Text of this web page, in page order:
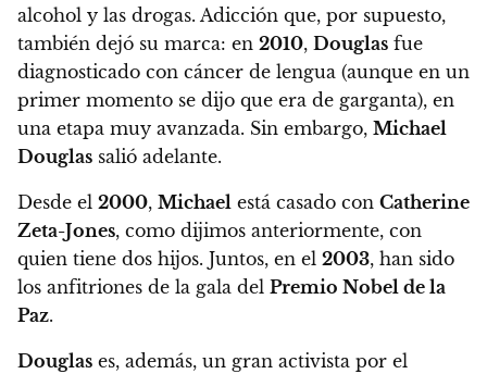
alcohol y las drogas. Adicción que, por supuesto,
también dejó su marca: en 2010, Douglas fue
diagnosticado con cáncer de lengua (aunque en un
primer momento se dijo que era de garganta), en
una etapa muy avanzada. Sin embargo, Michael
Douglas salió adelante.
Desde el 2000, Michael está casado con Catherine
Zeta-Jones, como dijimos anteriormente, con
quien tiene dos hijos. Juntos, en el 2003, han sido
los anfitriones de la gala del Premio Nobel de la
Paz.
Douglas es, además, un gran activista por el